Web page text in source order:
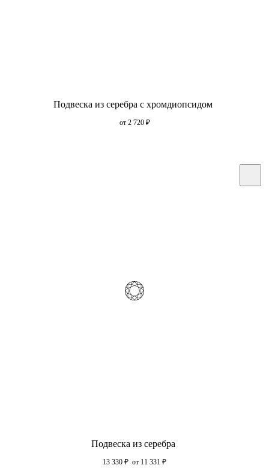
Подвеска из серебра с хромдиопсидом
от 2 720 ₽
Подвеска из серебра
13 330 ₽ от 11 331 ₽